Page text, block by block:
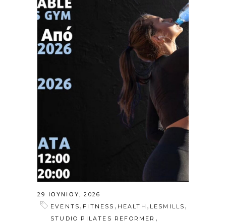
29 ΙΟΥΝΊΟΥ, 2026
EVENTS , FITNESS , HEALTH , LESMILLS ,
STUDIO PILATES REFORMER ,